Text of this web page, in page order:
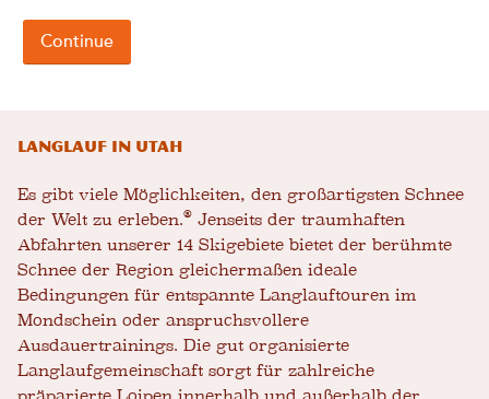
Langlauf in Utah
Es gibt viele Möglichkeiten, den großartigsten Schnee
der Welt zu erleben.® Jenseits der traumhaften
Abfahrten unserer 14 Skigebiete bietet der berühmte
Schnee der Region gleichermaßen ideale
Bedingungen für entspannte Langlauftouren im
Mondschein oder anspruchsvollere
Ausdauertrainings. Die gut organisierte
Langlaufgemeinschaft sorgt für zahlreiche